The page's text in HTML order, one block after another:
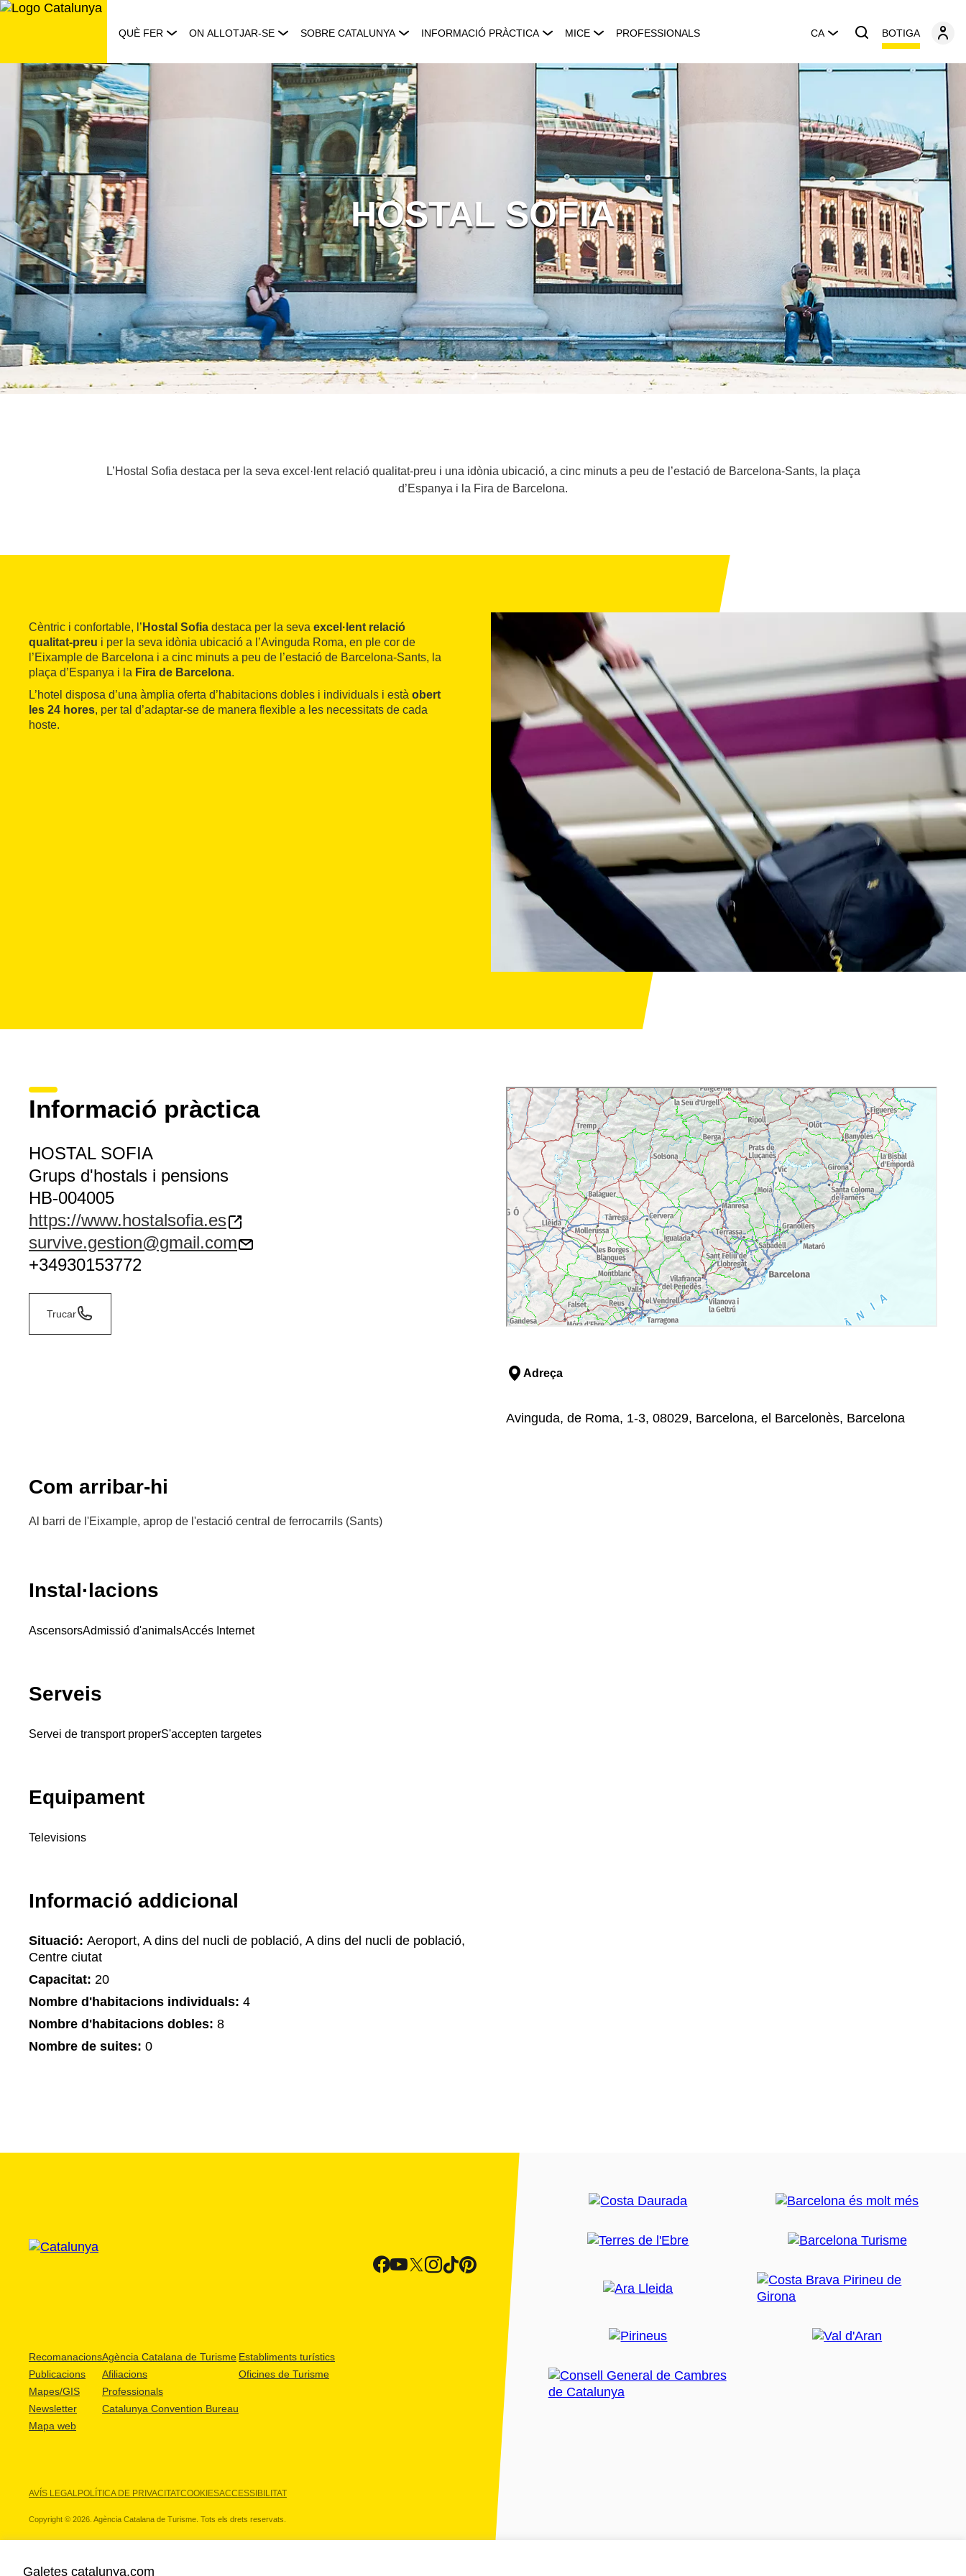
Saltar
QUÈ FER ON ALLOTJAR-SE SOBRE CATALUNYA INFORMACIÓ PRÀCTICA MICE PROFESSIONALS CA BOTIGA
HOSTAL SOFIA
L’Hostal Sofia destaca per la seva excel·lent relació qualitat-preu i una idònia ubicació, a cinc minuts a peu de l’estació de Barcelona-Sants, la plaça
d’Espanya i la Fira de Barcelona.
Cèntric i confortable, l’ Hostal Sofia destaca per la seva excel·lent relació
qualitat-preu i per la seva idònia ubicació a l’Avinguda Roma, en ple cor de
l’Eixample de Barcelona i a cinc minuts a peu de l’estació de Barcelona-Sants, la
plaça d’Espanya i la Fira de Barcelona.
L’hotel disposa d’una àmplia oferta d’habitacions dobles i individuals i està obert
les 24 hores, per tal d’adaptar-se de manera flexible a les necessitats de cada
hoste.
Informació pràctica
HOSTAL SOFIA
Grups d'hostals i pensions
HB-004005
https://www.hostalsofia.es
survive.gestion@gmail.com
+34930153772
Trucar
Adreça
Avinguda, de Roma, 1-3, 08029, Barcelona, el Barcelonès, Barcelona
Com arribar-hi
Al barri de l'Eixample, aprop de l'estació central de ferrocarrils (Sants)
Instal·lacions
AscensorsAdmissió d'animalsAccés Internet
Serveis
Servei de transport properS'accepten targetes
Equipament
Televisions
Informació addicional
Situació: Aeroport, A dins del nucli de població, A dins del nucli de població,
Centre ciutat
Capacitat: 20
Nombre d'habitacions individuals: 4
Nombre d'habitacions dobles: 8
Nombre de suites: 0
Recomanacions
Publicacions
Mapes/GIS
Newsletter
Mapa web
Agència Catalana de Turisme
Afiliacions
Professionals
Catalunya Convention Bureau
Establiments turístics
Oficines de Turisme
AVÍS LEGALPOLÍTICA DE PRIVACITATCOOKIESACCESSIBILITAT
Copyright © 2026. Agència Catalana de Turisme. Tots els drets reservats.
Galetes catalunya.com